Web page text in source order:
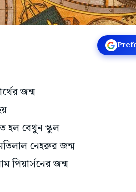
জন্ম
হল বেথুন স্কুল
নেহরুর জন্ম
পিয়ার্সনের জন্ম